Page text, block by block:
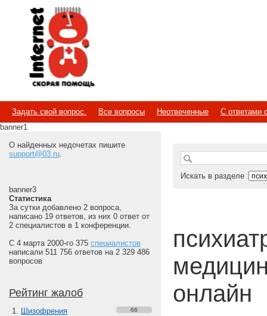
Internet
Скорая помощь
Задать свой вопрос. Все вопросы Неотвеченные
С ответами
banner1
О найденных недочетах пишите
support@03.ru.
banner3
Статистика
За сутки добавлено 2 вопроса,
написано 19 ответов, из них 0 ответ от
2 специалистов в 1 конференции.
С 4 марта 2000-го 375 специалистов
написали 511 756 ответов на 2 329 486
вопросов
Рейтинг жалоб
Шизофрения 66
Искать в разделе
онлайн